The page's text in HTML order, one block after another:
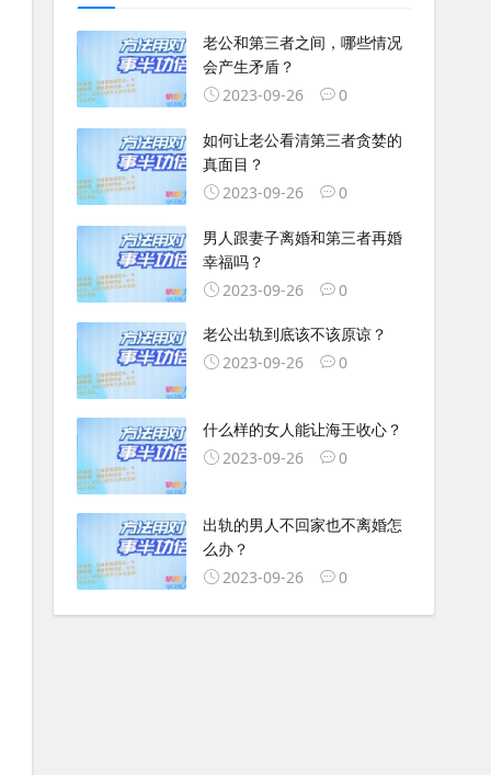
老公和第三者之间，哪些情况
会产生矛盾？
2023-09-26
0
如何让老公看清第三者贪婪的
真面目？
2023-09-26
0
男人跟妻子离婚和第三者再婚
幸福吗？
2023-09-26
0
老公出轨到底该不该原谅？
2023-09-26
0
什么样的女人能让海王收心？
2023-09-26
0
出轨的男人不回家也不离婚怎
么办？
2023-09-26
0